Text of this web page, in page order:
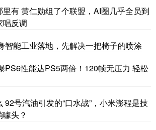
有 黄仁勋组了个联盟，AI圈几乎全员到
唱反调
智能工业落地，先解决一把椅子的喷涂
PS6性能达PS5两倍！120帧无压力 轻松
92号汽油引发的“口水战”，小米澎程是技
头？